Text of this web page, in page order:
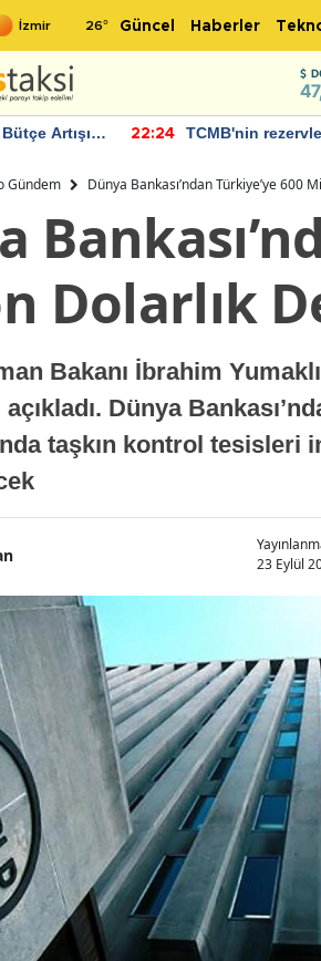
26° Güncel Haberler
artan
12:03
Bakan Şimşek,
Gündem Dünya Bankası’ndan Türkiye’ye 600
Dolarlık
Bakanı İbrahim
açıkladı. Dünya
taşkın kontrol tesisleri
23 Eylül